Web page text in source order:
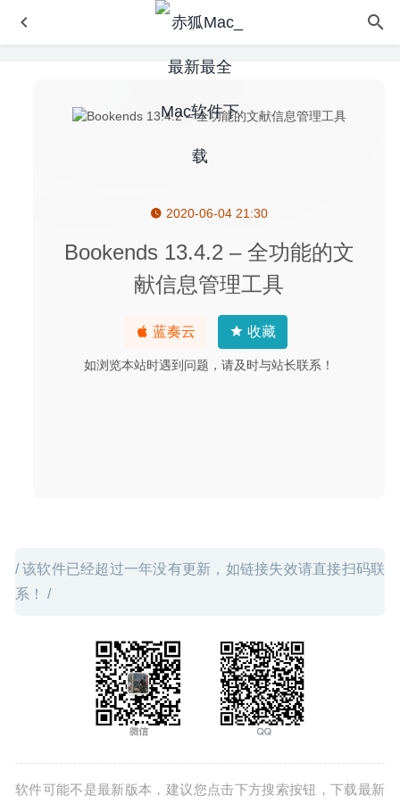
2020-06-04 21:30
Bookends 13.4.2 – 全功能的文
献信息管理工具
蓝奏云 收藏
如浏览本站时遇到问题，请及时与站长联系！
/ 该软件已经超过一年没有更新，如链接失效请直接扫码联
系！ /
软件可能不是最新版本，建议您点击下方搜索按钮，下载最新
Adobe After Effects 2020 17.0.6 (免激活版) 中文版-视频合
Mark Text 0.16.0-rc.3 for Mac-最好的Markdown编辑器
Adobe Dimension 2021 3.4.4 中文版-三维3D建模工具
Gifox Pro 2.2.2 – 最好用的Gif动画录制工具 2020-08-04